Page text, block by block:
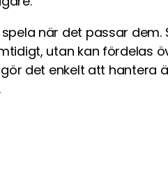
när det passar dem.
utan kan fördelas
det enkelt att hantera